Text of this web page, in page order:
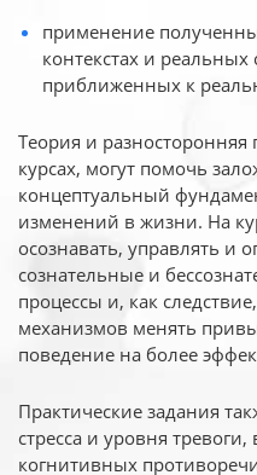
применение
контекстах и реальных
приближенных к
Теория и
курсах, могут помочь
концептуальный
изменений в жизни. На
осознавать, управлять и
сознательные и
процессы и, как
механизмов менять
поведение на более
Практические задания
стресса и уровня
когнитивных